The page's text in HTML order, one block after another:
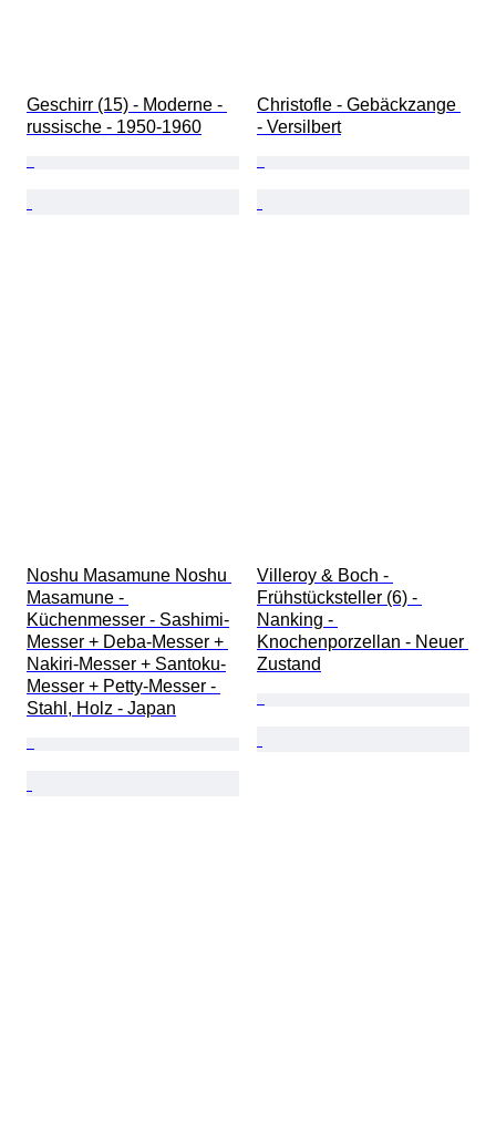
Geschirr (15) - Moderne -
russische - 1950-1960
Christofle - Gebäckzange
- Versilbert
Noshu Masamune Noshu
Masamune -
Küchenmesser - Sashimi-
Messer + Deba-Messer +
Nakiri-Messer + Santoku-
Messer + Petty-Messer -
Stahl, Holz - Japan
Villeroy & Boch -
Frühstücksteller (6) -
Nanking -
Knochenporzellan - Neuer
Zustand